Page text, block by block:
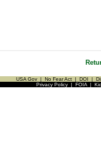
USA Gov | No Fear Act | DOI |
Privacy Policy| FOIA|